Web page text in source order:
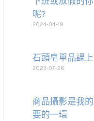
呢?
2024-04-19
石頭皂單品課
2023-07-26
商品攝影是我
要的一環